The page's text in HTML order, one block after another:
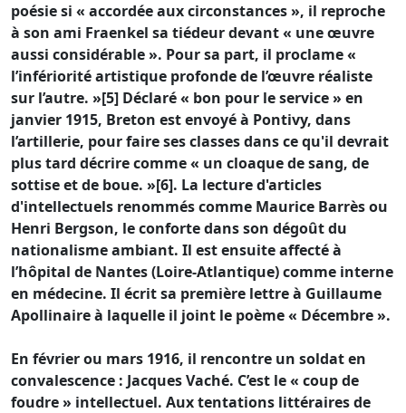
poésie si « accordée aux circonstances », il reproche
à son ami Fraenkel sa tiédeur devant « une œuvre
aussi considérable ». Pour sa part, il proclame «
l’infériorité artistique profonde de l’œuvre réaliste
sur l’autre. »[5] Déclaré « bon pour le service » en
janvier 1915, Breton est envoyé à Pontivy, dans
l’artillerie, pour faire ses classes dans ce qu'il devrait
plus tard décrire comme « un cloaque de sang, de
sottise et de boue. »[6]. La lecture d'articles
d'intellectuels renommés comme Maurice Barrès ou
Henri Bergson, le conforte dans son dégoût du
nationalisme ambiant. Il est ensuite affecté à
l’hôpital de Nantes (Loire-Atlantique) comme interne
en médecine. Il écrit sa première lettre à Guillaume
Apollinaire à laquelle il joint le poème « Décembre ».
En février ou mars 1916, il rencontre un soldat en
convalescence : Jacques Vaché. C’est le « coup de
foudre » intellectuel. Aux tentations littéraires de